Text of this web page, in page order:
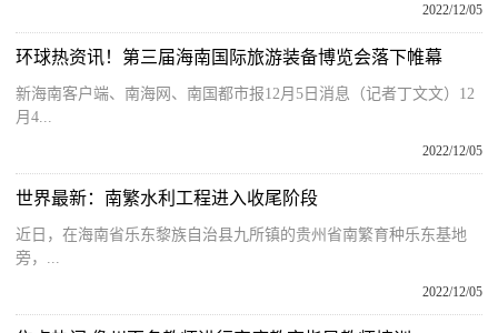
2022/12/05
环球热资讯！第三届海南国际旅游装备博览会落下帷幕
新海南客户端、南海网、南国都市报12月5日消息（记者丁文文）12
月4...
2022/12/05
世界最新：南繁水利工程进入收尾阶段
近日，在海南省乐东黎族自治县九所镇的贵州省南繁育种乐东基地
旁，...
2022/12/05